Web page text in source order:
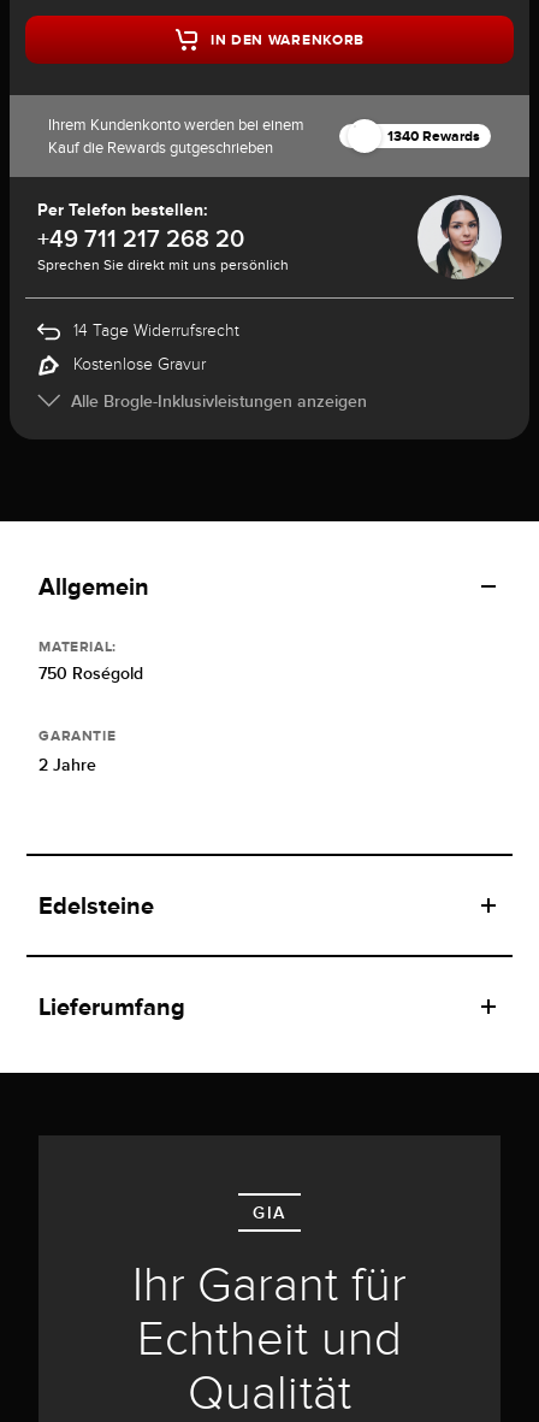
IN DEN WARENKORB
Ihrem Kundenkonto werden bei einem
Kauf die Rewards gutgeschrieben
1340 Rewards
Per Telefon bestellen:
+49 711 217 268 20
Sprechen Sie direkt mit uns persönlich
14 Tage Widerrufsrecht
Kostenlose Gravur
Alle Brogle-Inklusivleistungen anzeigen
Allgemein
MATERIAL:
750 Roségold
GARANTIE
2 Jahre
Edelsteine
Lieferumfang
GIA
Ihr Garant für
Echtheit und
Qualität